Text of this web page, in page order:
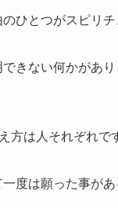
ひとつがスピリチ
きない何かがあ
は人それぞれで
度は願った事があ